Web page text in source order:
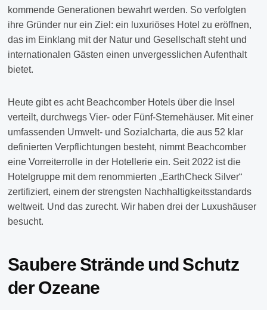
kommende Generationen bewahrt werden. So verfolgten
ihre Gründer nur ein Ziel: ein luxuriöses Hotel zu eröffnen,
das im Einklang mit der Natur und Gesellschaft steht und
internationalen Gästen einen unvergesslichen Aufenthalt
bietet.
Heute gibt es acht Beachcomber Hotels über die Insel
verteilt, durchwegs Vier- oder Fünf-Sternehäuser. Mit einer
umfassenden Umwelt- und Sozialcharta, die aus 52 klar
definierten Verpflichtungen besteht, nimmt Beachcomber
eine Vorreiterrolle in der Hotellerie ein. Seit 2022 ist die
Hotelgruppe mit dem renommierten „EarthCheck Silver“
zertifiziert, einem der strengsten Nachhaltigkeitsstandards
weltweit. Und das zurecht. Wir haben drei der Luxushäuser
besucht.
Saubere Strände und Schutz
der Ozeane